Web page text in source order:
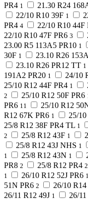
PR4 1 21.30 R24
22/10 R10 39F 1
PR4 4 22/10 R10 44F
22/10 R10 47F PR6 3
23.00 R5 113A5 PR10 1
30F 1 23.10 R26
23.10 R26 PR12 TT 1
191A2 PR20 1 24/10
25/10 R12 44F PR4 1
2 25/10 R12 50F PR6
PR6 11 25/10 R12
R12 67K PR6 1 25/
25/8 R12 38F PR4 TL 1
2 25/8 R12 43F 1
25/8 R12 43J NHS 1
1 25/8 R12 43N 1
PR8 2 25/8 R12 PR4 2
1 26/10 R12 52J PR6 1
51N PR6 2 26/10
26/11 R12 49J 1 26/